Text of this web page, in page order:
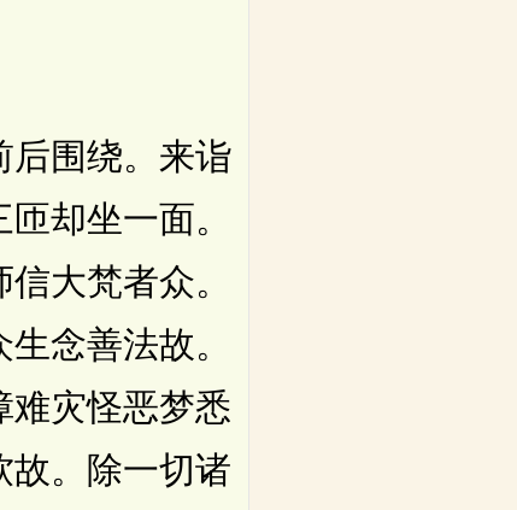
围绕。来诣
却坐一面。
大梵者众。
念善法故。
难灾怪恶梦悉
故。除一切诸